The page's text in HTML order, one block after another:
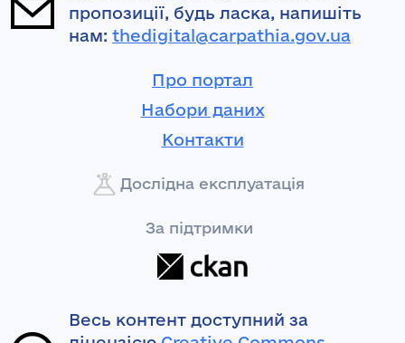
пропозиції, будь ласка, напишіть
нам: thedigital@carpathia.gov.ua
Про портал
Набори даних
Контакти
Дослідна експлуатація
За підтримки
Весь контент доступний за